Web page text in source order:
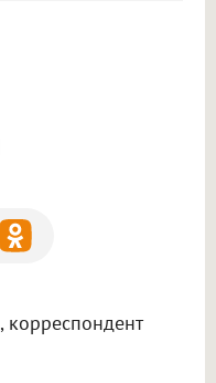
, корреспондент